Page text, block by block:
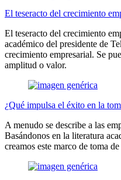
El teseracto del crecimiento
El teseracto del crecimiento
académico del presidente de
crecimiento empresarial. Se
amplitud o valor.
¿Qué impulsa el éxito en la
A menudo se describe a las
Basándonos en la literatura
creamos este marco de toma